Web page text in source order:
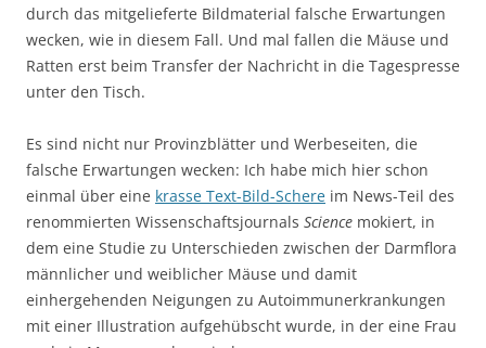
durch das mitgelieferte Bildmaterial falsche Erwartungen
wecken, wie in diesem Fall. Und mal fallen die Mäuse und
Ratten erst beim Transfer der Nachricht in die Tagespresse
unter den Tisch.
Es sind nicht nur Provinzblätter und Werbeseiten, die
falsche Erwartungen wecken: Ich habe mich hier schon
einmal über eine krasse Text-Bild-Schere im News-Teil des
renommierten Wissenschaftsjournals Science mokiert, in
dem eine Studie zu Unterschieden zwischen der Darmflora
männlicher und weiblicher Mäuse und damit
einhergehenden Neigungen zu Autoimmunerkrankungen
mit einer Illustration aufgehübscht wurde, in der eine Frau